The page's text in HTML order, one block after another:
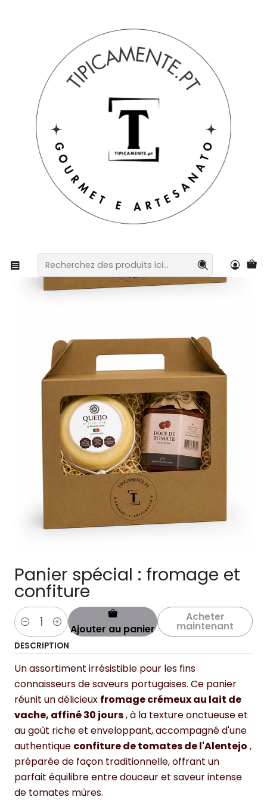
Boissons et gastronomie Conserves
Panier spécial : fromage et confiture
Panier spécial : fromage et
confiture
Quantité Ajouter au panier
Acheter
maintenant
DESCRIPTION
Un assortiment irrésistible pour les fins
connaisseurs de saveurs portugaises. Ce panier
réunit un délicieux fromage crémeux au lait de
vache, affiné 30 jours, à la texture onctueuse et
au goût riche et enveloppant, accompagné d'une
authentique confiture de tomates de l'Alentejo ,
préparée de façon traditionnelle, offrant un
parfait équilibre entre douceur et saveur intense
de tomates mûres.